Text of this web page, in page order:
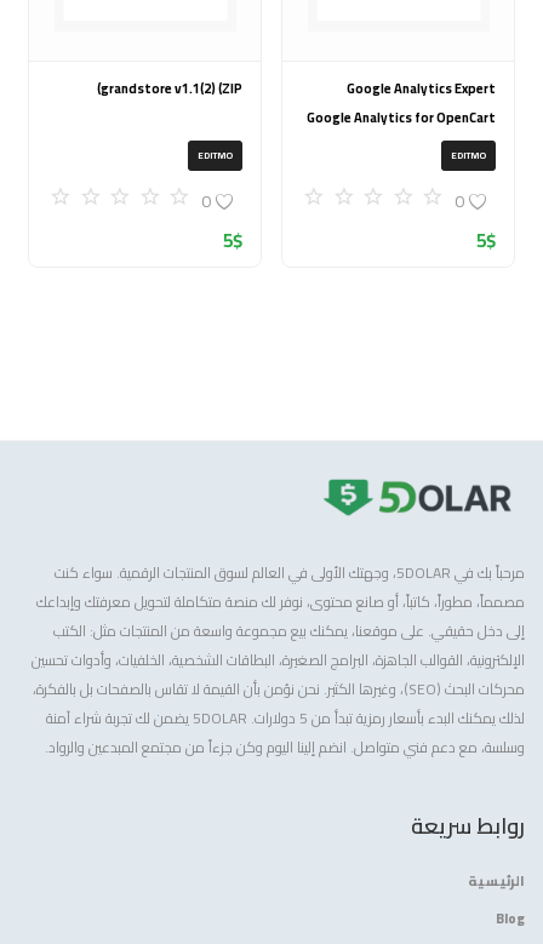
Google Analytics Expert
Google Analytics for OpenCart
(ZIP)
EDITMO
0
5$
grandstore v1.1(2) (ZIP)
EDITMO
0
5$
مرحباً بك في 5DOLAR، وجهتك الأولى في العالم لسوق المنتجات الرقمية. سواء كنت
مصمماً، مطوراً، كاتباً، أو صانع محتوى، نوفر لك منصة متكاملة لتحويل معرفتك وإبداعك
إلى دخل حقيقي. على موقعنا، يمكنك بيع مجموعة واسعة من المنتجات مثل: الكتب
الإلكترونية، القوالب الجاهزة، البرامج الصغيرة، البطاقات الشخصية، الخلفيات، وأدوات تحسين
محركات البحث (SEO)، وغيرها الكثير. نحن نؤمن بأن القيمة لا تقاس بالصفحات بل بالفكرة،
لذلك يمكنك البدء بأسعار رمزية تبدأ من 5 دولارات. 5DOLAR يضمن لك تجربة شراء آمنة
وسلسة، مع دعم فني متواصل. انضم إلينا اليوم وكن جزءاً من مجتمع المبدعين والرواد.
روابط سريعة
الرئيسية
Blog